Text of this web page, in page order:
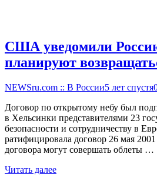
США уведомили
планируют
NEWSru.com :: В России5 лет спустя
Договор по открытому небу был
в Хельсинки представителями 23
безопасности и сотрудничеству в
ратифицировала договор 26 мая
договора могут совершать облеты …
Читать далее